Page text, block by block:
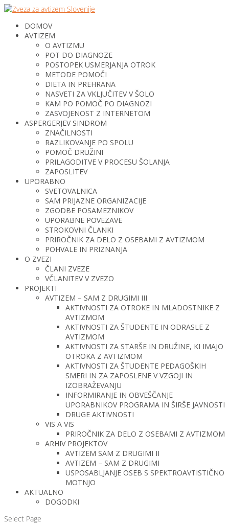
DOMOV
AVTIZEM
O AVTIZMU
POT DO DIAGNOZE
POSTOPEK USMERJANJA OTROK
METODE POMOČI
DIETA IN PREHRANA
NASVETI ZA VKLJUČITEV V ŠOLO
KAM PO POMOČ PO DIAGNOZI
ZASVOJENOST Z INTERNETOM
ASPERGERJEV SINDROM
ZNAČILNOSTI
RAZLIKOVANJE PO SPOLU
POMOČ DRUŽINI
PRILAGODITVE V PROCESU ŠOLANJA
ZAPOSLITEV
UPORABNO
SVETOVALNICA
SAM PRIJAZNE ORGANIZACIJE
ZGODBE POSAMEZNIKOV
UPORABNE POVEZAVE
STROKOVNI ČLANKI
PRIROČNIK ZA DELO Z OSEBAMI Z AVTIZMOM
POHVALE IN PRIZNANJA
O ZVEZI
ČLANI ZVEZE
VČLANITEV V ZVEZO
PROJEKTI
AVTIZEM – SAM Z DRUGIMI III
AKTIVNOSTI ZA OTROKE IN MLADOSTNIKE Z
AVTIZMOM
AKTIVNOSTI ZA ŠTUDENTE IN ODRASLE Z
AVTIZMOM
AKTIVNOSTI ZA STARŠE IN DRUŽINE, KI IMAJO
OTROKA Z AVTIZMOM
AKTIVNOSTI ZA ŠTUDENTE PEDAGOŠKIH
SMERI IN ZA ZAPOSLENE V VZGOJI IN
IZOBRAŽEVANJU
INFORMIRANJE IN OBVEŠČANJE
UPORABNIKOV PROGRAMA IN ŠIRŠE JAVNOSTI
DRUGE AKTIVNOSTI
VIS A VIS
PRIROČNIK ZA DELO Z OSEBAMI Z AVTIZMOM
ARHIV PROJEKTOV
AVTIZEM SAM Z DRUGIMI II
AVTIZEM – SAM Z DRUGIMI
USPOSABLJANJE OSEB S SPEKTROAVTISTIČNO
MOTNJO
AKTUALNO
DOGODKI
Select Page